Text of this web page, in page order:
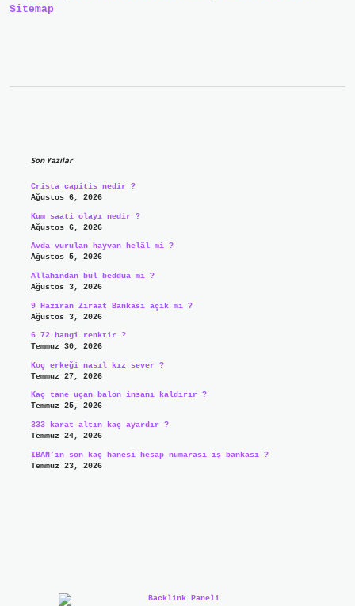
Sitemap
Son Yazılar
Crista capitis nedir ?
Ağustos 6, 2026
Kum saati olayı nedir ?
Ağustos 6, 2026
Avda vurulan hayvan helâl mi ?
Ağustos 5, 2026
Allahından bul beddua mı ?
Ağustos 3, 2026
9 Haziran Ziraat Bankası açık mı ?
Ağustos 3, 2026
6.72 hangi renktir ?
Temmuz 30, 2026
Koç erkeği nasıl kız sever ?
Temmuz 27, 2026
Kaç tane uçan balon insanı kaldırır ?
Temmuz 25, 2026
333 karat altın kaç ayardır ?
Temmuz 24, 2026
IBAN’ın son kaç hanesi hesap numarası iş bankası ?
Temmuz 23, 2026